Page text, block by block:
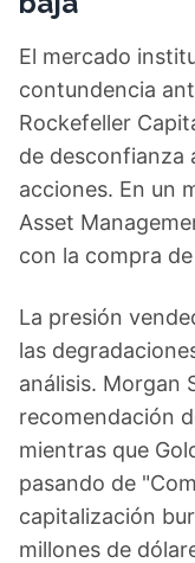
El mercado
contundencia
Rockefeller
de desconfianza
acciones. En un
Asset
con la compra
La presión
las
análisis. Morgan
recomendación
mientras que
pasando de
capitalización
millones de